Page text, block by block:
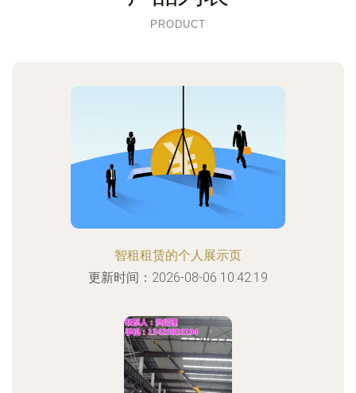
PRODUCT
智租租赁的个人展示页
更新时间：2026-08-06 10:42:19